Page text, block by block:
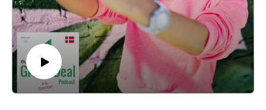
uafhængige forsknings- og rådgivningsinstitution GEUS.
—
Læs mere om Euranet Plus og The Green Deal Podcast her:
https://euranetplus-inside.eu/
Find alle episoder her:
https://greendealdk.podbean.eu